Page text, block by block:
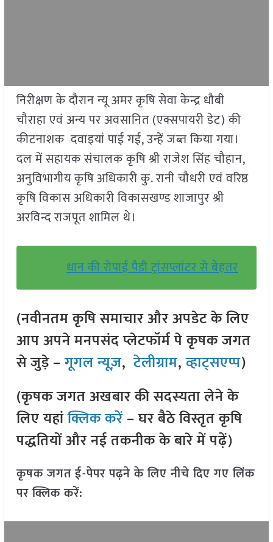
निरीक्षण के दौरान न्यू अमर कृषि सेवा केन्द्र धौबी
चौराहा एवं अन्य पर अवसानित (एक्सपायरी डेट) की
कीटनाशक दवाइयां पाई गई, उन्हें जब्त किया गया।
दल में सहायक संचालक कृषि श्री राजेश सिंह चौहान,
अनुविभागीय कृषि अधिकारी कु. रानी चौधरी एवं वरिष्ठ
कृषि विकास अधिकारी विकासखण्ड शाजापुर श्री
अरविन्द राजपूत शामिल थे।
धान की रोपाई पैडी ट्रांसप्लांटर से बेहतर
(नवीनतम कृषि समाचार और अपडेट के लिए
आप अपने मनपसंद प्लेटफॉर्म पे कृषक जगत
से जुड़े –गूगल न्यूज़,टेलीग्राम,व्हाट्सएप्प)
(कृषक जगत अखबार की सदस्यता लेने के
लिए यहांक्लिक करें– घर बैठे विस्तृत कृषि
पद्धतियों और नई तकनीक के बारे में पढ़ें)
कृषक जगत ई-पेपर पढ़ने के लिए नीचे दिए गए लिंक
पर क्लिक करें: